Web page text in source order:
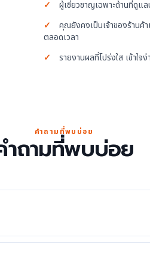
✓
ผู้เชี่ยวชาญเฉพาะด้านที่ดู
✓
คุณยังคงเป็นเจ้าของร้านค้
ตลอดเวลา
✓
รายงานผลที่โปร่งใส เข้าใ
คำถามที่พบบ่อย
ำถามที่พบบ่อย